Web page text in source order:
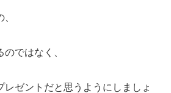
ではなく、
レゼントだと思うようにしましょ